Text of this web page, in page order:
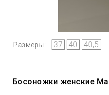
Размеры: 37 40 40,5
Босоножки женские